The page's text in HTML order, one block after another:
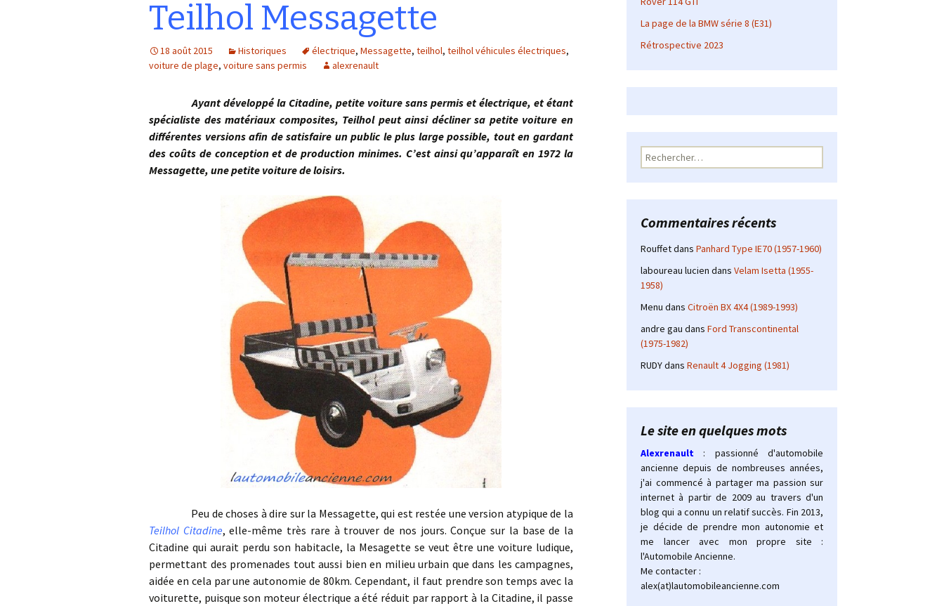
Teilhol Messagette
18 août 2015 Historiques électrique, Messagette, teilhol, teilhol véhicules électriques,
voiture de plage, voiture sans permis alexrenault
Ayant développé la Citadine, petite voiture sans permis et électrique, et étant
spécialiste des matériaux composites, Teilhol peut ainsi décliner sa petite voiture en
différentes versions afin de satisfaire un public le plus large possible, tout en gardant
des coûts de conception et de production minimes. C’est ainsi qu’apparaît en 1972 la
Messagette, une petite voiture de loisirs.
Peu de choses à dire sur la Messagette, qui est restée une version atypique de la
Teilhol Citadine, elle-même très rare à trouver de nos jours. Conçue sur la base de la
Citadine qui aurait perdu son habitacle, la Mesagette se veut être une voiture ludique,
permettant des promenades tout aussi bien en milieu urbain que dans les campagnes,
aidée en cela par une autonomie de 80km. Cependant, il faut prendre son temps avec la
voiturette, puisque son moteur électrique a été réduit par rapport à la Citadine, il passe
La page de la BMW série 8 (E31)
Rétrospective 2023
Rechercher :
Commentaires récents
Rouffetdans Panhard Type IE70 (1957-1960)
laboureau lucien dans Velam Isetta (1955-
1958)
Menu dans Citroën BX 4X4 (1989-1993)
andre gau dans Ford Transcontinental
(1975-1982)
RUDYdans Renault 4 Jogging (1981)
Le site en quelques mots
Alexrenault
: passionné d'automobile
ancienne depuis de nombreuses années,
j'ai commencé à partager ma passion sur
internet à partir de 2009 au travers d'un
blog qui a connu un relatif succès. Fin 2013,
je décide de prendre mon autonomie et
me lancer avec mon propre site :
l'Automobile Ancienne.
Me contacter :
alex(at)lautomobileancienne.com